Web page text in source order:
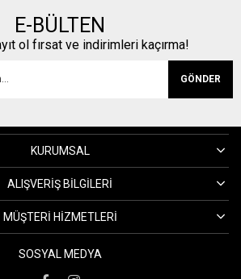
E-BÜLTEN
ol fırsat ve indirimleri kaçırma!
GÖNDER
KURUMSAL
ALIŞVERIŞ BILGILERI
MÜŞTERI HIZMETLERI
SOSYAL MEDYA